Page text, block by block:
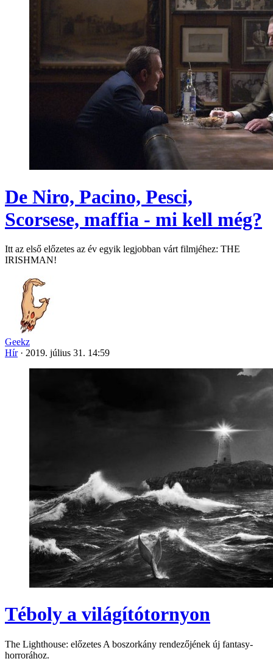
De Niro, Pacino, Pesci,
Scorsese, maffia - mi kell még?
Itt az első előzetes az év egyik legjobban várt filmjéhez: THE
IRISHMAN!
Geekz
Hír · 2019. július 31. 14:59
Téboly a világítótornyon
The Lighthouse: előzetes A boszorkány rendezőjének új fantasy-
horrorához.